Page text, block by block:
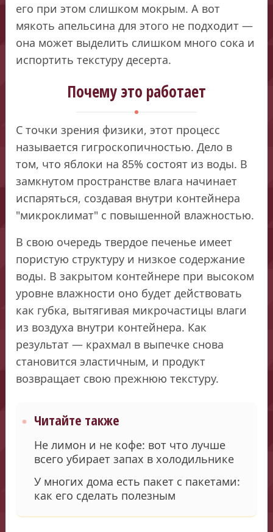
его при этом слишком мокрым. А вот
мякоть апельсина для этого не подходит —
она может выделить слишком много сока и
испортить текстуру десерта.
Почему это работает
С точки зрения физики, этот процесс
называется гигроскопичностью. Дело в
том, что яблоки на 85% состоят из воды. В
замкнутом пространстве влага начинает
испаряться, создавая внутри контейнера
"микроклимат" с повышенной влажностью.
В свою очередь твердое печенье имеет
пористую структуру и низкое содержание
воды. В закрытом контейнере при высоком
уровне влажности оно будет действовать
как губка, вытягивая микрочастицы влаги
из воздуха внутри контейнера. Как
результат — крахмал в выпечке снова
становится эластичным, и продукт
возвращает свою прежнюю текстуру.
Читайте также
Не лимон и не кофе: вот что лучше
всего убирает запах в холодильнике
У многих дома есть пакет с пакетами:
как его сделать полезным